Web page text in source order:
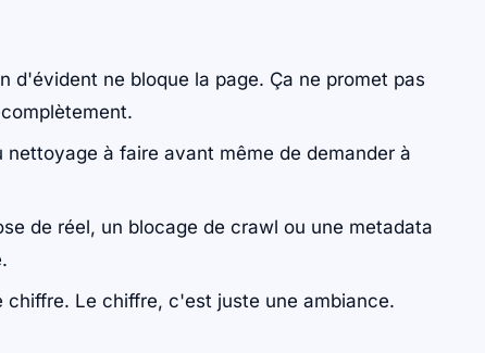
d'évident ne bloque la page. Ça ne promet pas
nettoyage à faire avant même de demander à
de réel, un blocage de crawl ou une metadata
Le chiffre, c'est juste une ambiance.